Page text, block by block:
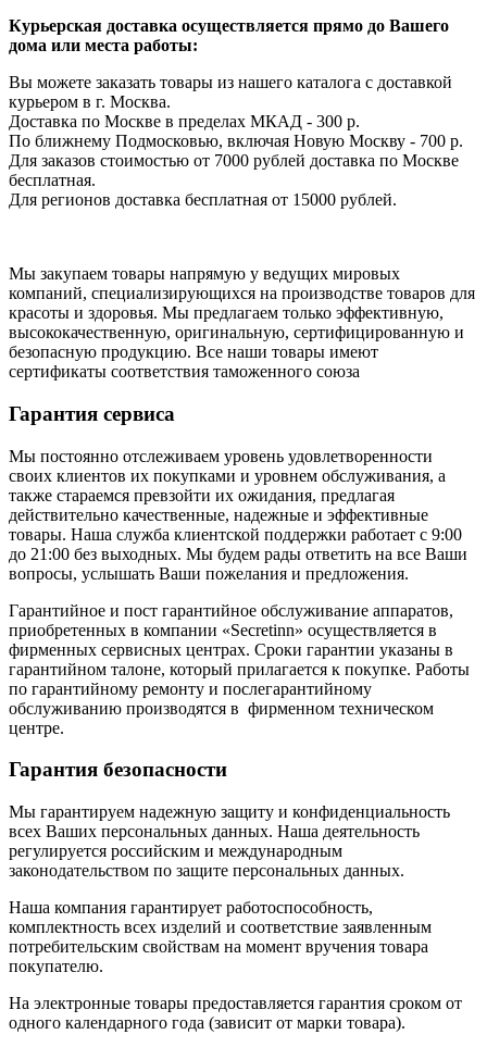
Курьерская доставка осуществляется прямо до Вашего
дома или места работы:
Вы можете заказать товары из нашего каталога с доставкой
курьером в г. Москва.
Доставка по Москве в пределах МКАД - 300 р.
По ближнему Подмосковью, включая Новую Москву - 700 р.
Для заказов стоимостью от 7000 рублей доставка по Москве
бесплатная.
Для регионов доставка бесплатная от 15000 рублей.
Мы закупаем товары напрямую у ведущих мировых
компаний, специализирующихся на производстве товаров для
красоты и здоровья. Мы предлагаем только эффективную,
высококачественную, оригинальную, сертифицированную и
безопасную продукцию. Все наши товары имеют
сертификаты соответствия таможенного союза
Гарантия сервиса
Мы постоянно отслеживаем уровень удовлетворенности
своих клиентов их покупками и уровнем обслуживания, а
также стараемся превзойти их ожидания, предлагая
действительно качественные, надежные и эффективные
товары. Наша служба клиентской поддержки работает с 9:00
до 21:00 без выходных. Мы будем рады ответить на все Ваши
вопросы, услышать Ваши пожелания и предложения.
Гарантийное и пост гарантийное обслуживание аппаратов,
приобретенных в компании «Secretinn» осуществляется в
фирменных сервисных центрах. Сроки гарантии указаны в
гарантийном талоне, который прилагается к покупке. Работы
по гарантийному ремонту и послегарантийному
обслуживанию производятся в фирменном техническом
центре.
Гарантия безопасности
Мы гарантируем надежную защиту и конфиденциальность
всех Ваших персональных данных. Наша деятельность
регулируется российским и международным
законодательством по защите персональных данных.
Наша компания гарантирует работоспособность,
комплектность всех изделий и соответствие заявленным
потребительским свойствам на момент вручения товара
покупателю.
На электронные товары предоставляется гарантия сроком от
одного календарного года (зависит от марки товара).